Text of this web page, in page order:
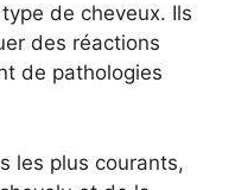
de cheveux. Ils
des réactions
de pathologies
les plus courants,